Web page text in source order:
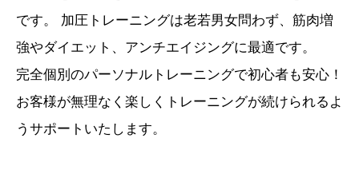
です。 加圧トレーニングは老若男女問わず、筋肉増
強やダイエット、アンチエイジングに最適です。
完全個別のパーソナルトレーニングで初心者も安心！
お客様が無理なく楽しくトレーニングが続けられるよ
うサポートいたします。